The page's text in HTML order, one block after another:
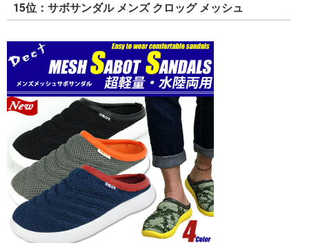
15位：サボサンダル メンズ クロッグ メッシュ